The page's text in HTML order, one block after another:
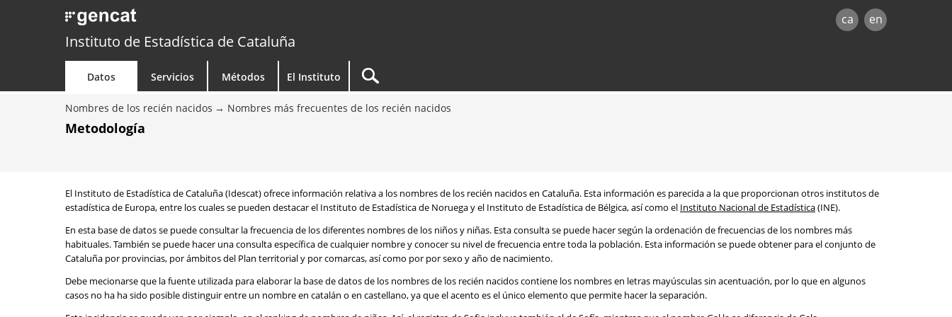
ca en
Instituto de Estadística de Cataluña
Datos Servicios Métodos El Instituto
Nombres de los recién nacidos Nombres más frecuentes de los recién nacidos
Metodología
El Instituto de Estadística de Cataluña (Idescat) ofrece información relativa a los nombres de los recién nacidos en Cataluña. Esta información es parecida a la que proporcionan otros institutos de
estadística de Europa, entre los cuales se pueden destacar el Instituto de Estadística de Noruega y el Instituto de Estadística de Bélgica, así como el Instituto Nacional de Estadística(INE).
En esta base de datos se puede consultar la frecuencia de los diferentes nombres de los niños y niñas. Esta consulta se puede hacer según la ordenación de frecuencias de los nombres más
habituales. También se puede hacer una consulta específica de cualquier nombre y conocer su nivel de frecuencia entre toda la población. Esta información se puede obtener para el conjunto de
Cataluña por provincias, por ámbitos del Plan territorial y por comarcas, así como por por sexo y año de nacimiento.
Debe mecionarse que la fuente utilizada para elaborar la base de datos de los nombres de los recién nacidos contiene los nombres en letras mayúsculas sin acentuación, por lo que en algunos
casos no ha ha sido posible distinguir entre un nombre en catalán o en castellano, ya que el acento es el único elemento que permite hacer la separación.